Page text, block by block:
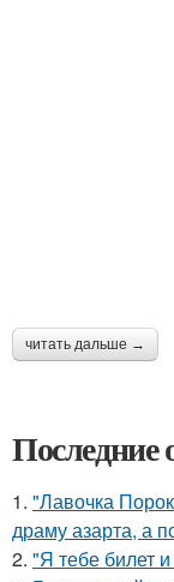
читать дальше →
Последние
1. "Лавочка
драму азарта, а
2. "Я тебе билет